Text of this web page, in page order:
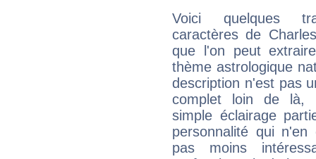
Voici quelques
caractères de
que l'on peut
thème astrologique
description n'est pas
complet loin de là,
simple éclairage
personnalité qui n'en
pas moins